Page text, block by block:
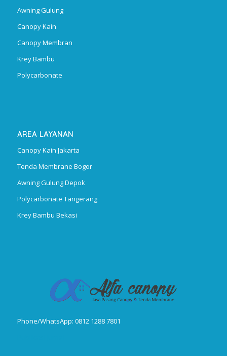
Awning Gulung
Canopy Kain
Canopy Membran
Krey Bambu
Polycarbonate
AREA LAYANAN
Canopy Kain Jakarta
Tenda Membrane Bogor
Awning Gulung Depok
Polycarbonate Tangerang
Krey Bambu Bekasi
Phone/WhatsApp: 0812 1288 7801